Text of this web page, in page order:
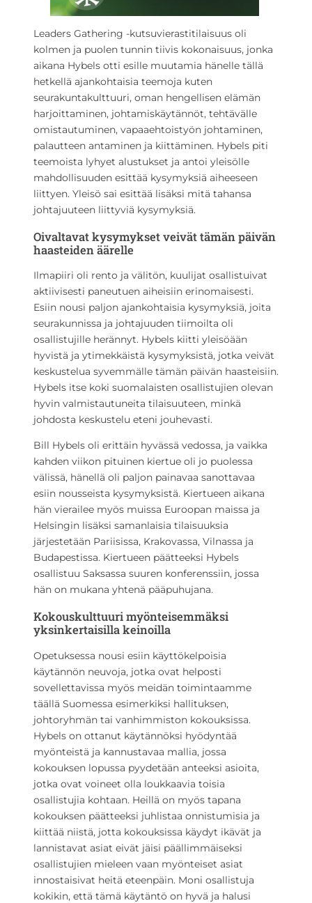
Leaders Gathering -kutsuvierastitilaisuus oli
kolmen ja puolen tunnin tiivis kokonaisuus, jonka
aikana Hybels otti esille muutamia hänelle tällä
hetkellä ajankohtaisia teemoja kuten
seurakuntakulttuuri, oman hengellisen elämän
harjoittaminen, johtamiskäytännöt, tehtävälle
omistautuminen, vapaaehtoistyön johtaminen,
palautteen antaminen ja kiittäminen. Hybels piti
teemoista lyhyet alustukset ja antoi yleisölle
mahdollisuuden esittää kysymyksiä aiheeseen
liittyen. Yleisö sai esittää lisäksi mitä tahansa
johtajuuteen liittyviä kysymyksiä.
Oivaltavat kysymykset veivät tämän päivän
haasteiden äärelle
Ilmapiiri oli rento ja välitön, kuulijat osallistuivat
aktiivisesti paneutuen aiheisiin erinomaisesti.
Esiin nousi paljon ajankohtaisia kysymyksiä, joita
seurakunnissa ja johtajuuden tiimoilta oli
osallistujille herännyt. Hybels kiitti yleisöään
hyvistä ja ytimekkäistä kysymyksistä, jotka veivät
keskustelua syvemmälle tämän päivän haasteisiin.
Hybels itse koki suomalaisten osallistujien olevan
hyvin valmistautuneita tilaisuuteen, minkä
johdosta keskustelu eteni jouhevasti.
Bill Hybels oli erittäin hyvässä vedossa, ja vaikka
kahden viikon pituinen kiertue oli jo puolessa
välissä, hänellä oli paljon painavaa sanottavaa
esiin nousseista kysymyksistä. Kiertueen aikana
hän vierailee myös muissa Euroopan maissa ja
Helsingin lisäksi samanlaisia tilaisuuksia
järjestetään Pariisissa, Krakovassa, Vilnassa ja
Budapestissa. Kiertueen päätteeksi Hybels
osallistuu Saksassa suuren konferenssiin, jossa
hän on mukana yhtenä pääpuhujana.
Kokouskulttuuri myönteisemmäksi
yksinkertaisilla keinoilla
Opetuksessa nousi esiin käyttökelpoisia
käytännön neuvoja, jotka ovat helposti
sovellettavissa myös meidän toimintaamme
täällä Suomessa esimerkiksi hallituksen,
johtoryhmän tai vanhimmiston kokouksissa.
Hybels on ottanut käytännöksi hyödyntää
myönteistä ja kannustavaa mallia, jossa
kokouksen lopussa pyydetään anteeksi asioita,
jotka ovat voineet olla loukkaavia toisia
osallistujia kohtaan. Heillä on myös tapana
kokouksen päätteeksi juhlistaa onnistumisia ja
kiittää niistä, jotta kokouksissa käydyt ikävät ja
lannistavat asiat eivät jäisi päällimmäiseksi
osallistujien mieleen vaan myönteiset asiat
innostaisivat heitä eteenpäin. Moni osallistuja
kokikin, että tämä käytäntö on hyvä ja halusi